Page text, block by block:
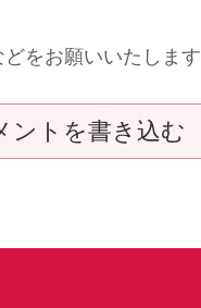
をお願いいたします
ントを書き込む